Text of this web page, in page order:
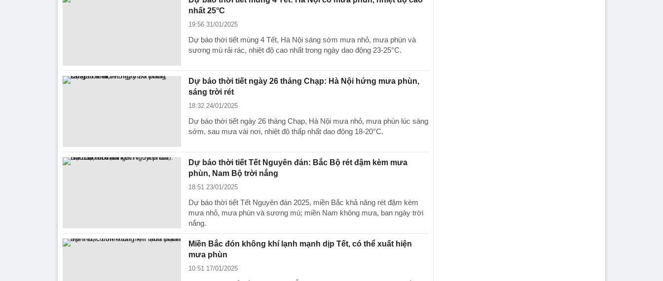
nhất 25°C
19:56 31/01/2025
Dự báo thời tiết mùng 4 Tết, Hà Nội sáng sớm mưa nhỏ, mưa phùn và
sương mù rải rác, nhiệt độ cao nhất trong ngày dao động 23-25°C.
Dự báo thời tiết ngày 26 tháng Chạp: Hà Nội hứng mưa phùn,
sáng trời rét
18:32 24/01/2025
Dự báo thời tiết ngày 26 tháng Chạp, Hà Nội mưa nhỏ, mưa phùn lúc sáng
sớm, sau mưa vài nơi, nhiệt độ thấp nhất dao động 18-20°C.
Dự báo thời tiết Tết Nguyên đán: Bắc Bộ rét đậm kèm mưa
phùn, Nam Bộ trời nắng
18:51 23/01/2025
Dự báo thời tiết Tết Nguyên đán 2025, miền Bắc khả năng rét đậm kèm
mưa nhỏ, mưa phùn và sương mù; miền Nam không mưa, ban ngày trời
nắng.
Miền Bắc đón không khí lạnh mạnh dịp Tết, có thể xuất hiện
mưa phùn
10:51 17/01/2025